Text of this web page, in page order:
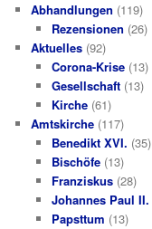
Abhandlungen (119)
Rezensionen (26)
Aktuelles (92)
Corona-Krise(13)
Gesellschaft(13)
Kirche(61)
Amtskirche (117)
Benedikt XVI. (35)
Bischöfe(13)
Franziskus(28)
Johannes Paul II.
Papsttum (13)